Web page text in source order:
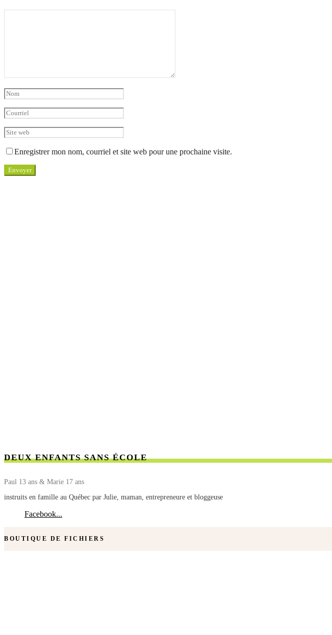
Enregistrer mon nom, courriel et site web pour une prochaine visite.
DEUX ENFANTS SANS ÉCOLE
Paul 13 ans & Marie 17 ans
instruits en famille au Québec par Julie, maman, entrepreneure et bloggeuse
Facebook...
BOUTIQUE DE FICHIERS